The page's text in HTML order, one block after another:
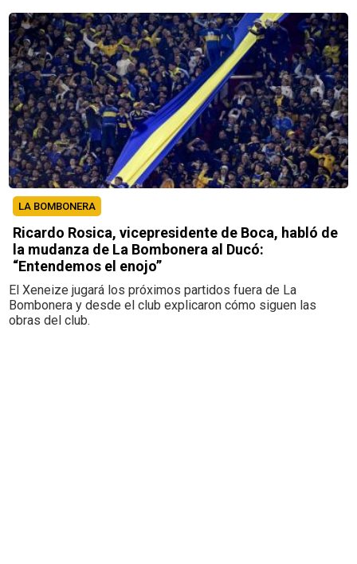
LA BOMBONERA
Ricardo Rosica, vicepresidente de Boca, habló de
la mudanza de La Bombonera al Ducó:
“Entendemos el enojo”
El Xeneize jugará los próximos partidos fuera de La
Bombonera y desde el club explicaron cómo siguen las
obras del club.